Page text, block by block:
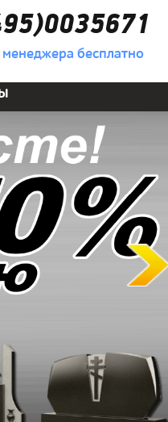
бесплатно